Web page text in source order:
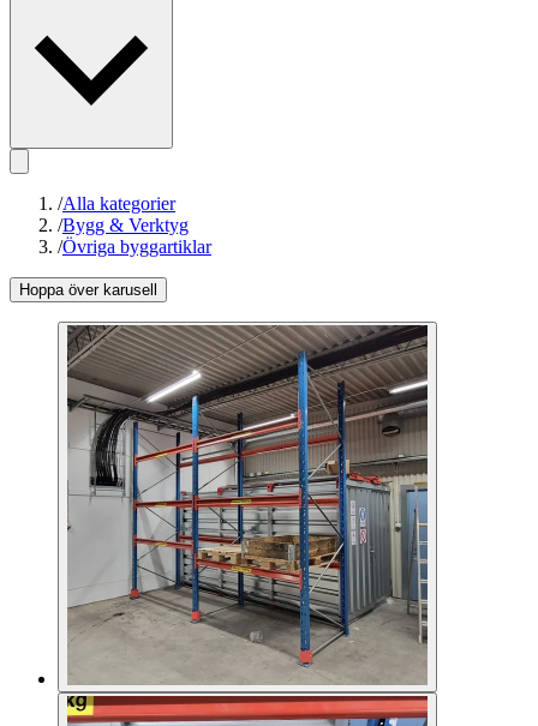
/Alla kategorier
/Bygg & Verktyg
/Övriga byggartiklar
Hoppa över karusell